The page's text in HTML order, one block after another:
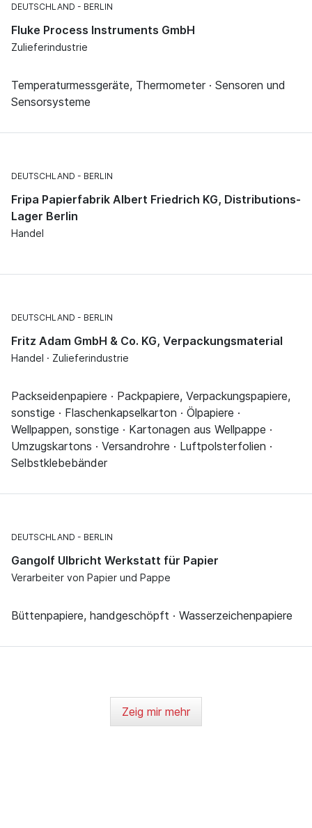
DEUTSCHLAND BERLIN
Fluke Process Instruments GmbH
Zulieferindustrie
Temperaturmessgeräte, Thermometer · Sensoren und
Sensorsysteme
DEUTSCHLAND BERLIN
Fripa Papierfabrik Albert Friedrich KG, Distributions-
Lager Berlin
Handel
DEUTSCHLAND BERLIN
Fritz Adam GmbH & Co. KG, Verpackungsmaterial
Handel · Zulieferindustrie
Packseidenpapiere · Packpapiere, Verpackungspapiere,
sonstige · Flaschenkapselkarton · Ölpapiere ·
Wellpappen, sonstige · Kartonagen aus Wellpappe ·
Umzugskartons · Versandrohre · Luftpolsterfolien ·
Selbstklebebänder
DEUTSCHLAND BERLIN
Gangolf Ulbricht Werkstatt für Papier
Verarbeiter von Papier und Pappe
Büttenpapiere, handgeschöpft · Wasserzeichenpapiere
Zeig mir mehr